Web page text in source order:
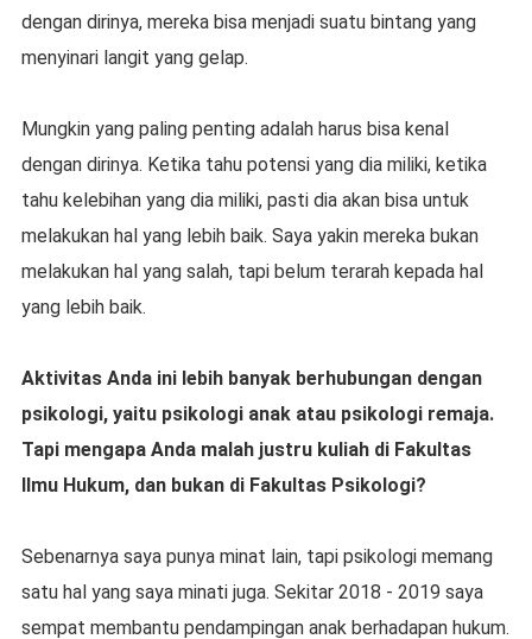
dengan dirinya, mereka bisa menjadi suatu bintang yang
menyinari langit yang gelap.
Mungkin yang paling penting adalah harus bisa kenal
dengan dirinya. Ketika tahu potensi yang dia miliki, ketika
tahu kelebihan yang dia miliki, pasti dia akan bisa untuk
melakukan hal yang lebih baik. Saya yakin mereka bukan
melakukan hal yang salah, tapi belum terarah kepada hal
yang lebih baik.
Aktivitas Anda ini lebih banyak berhubungan dengan
psikologi, yaitu psikologi anak atau psikologi remaja.
Tapi mengapa Anda malah justru kuliah di Fakultas
Ilmu Hukum, dan bukan di Fakultas Psikologi?
Sebenarnya saya punya minat lain, tapi psikologi memang
satu hal yang saya minati juga. Sekitar 2018 - 2019 saya
sempat membantu pendampingan anak berhadapan hukum.